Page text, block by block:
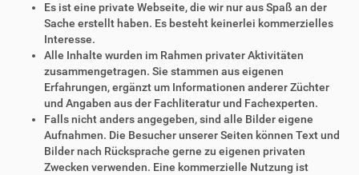
Es ist eine private Webseite, die wir nur aus Spaß an der
Sache erstellt haben. Es besteht keinerlei kommerzielles
Interesse.
Alle Inhalte wurden im Rahmen privater Aktivitäten
zusammengetragen. Sie stammen aus eigenen
Erfahrungen, ergänzt um Informationen anderer Züchter
und Angaben aus der Fachliteratur und Fachexperten.
Falls nicht anders angegeben, sind alle Bilder eigene
Aufnahmen. Die Besucher unserer Seiten können Text und
Bilder nach Rücksprache gerne zu eigenen privaten
Zwecken verwenden. Eine kommerzielle Nutzung ist